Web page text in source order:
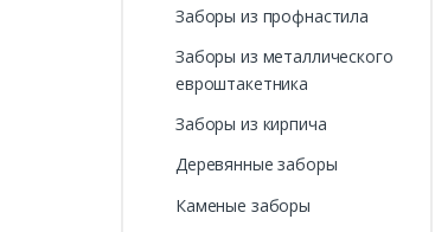
Заборы из профнастила
Заборы из металлического
евроштакетника
Заборы из кирпича
Деревянные заборы
Каменые заборы